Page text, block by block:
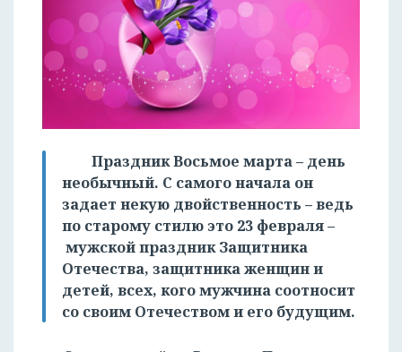
Праздник Восьмое марта – день
необычный. С самого начала он
задает некую двойственность – ведь
по старому стилю это 23 февраля –
мужской праздник Защитника
Отечества, защитника женщин и
детей, всех, кого мужчина соотносит
со своим Отечеством и его будущим.